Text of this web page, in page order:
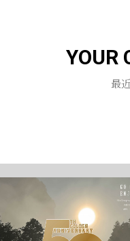
お買い
YOUR
最